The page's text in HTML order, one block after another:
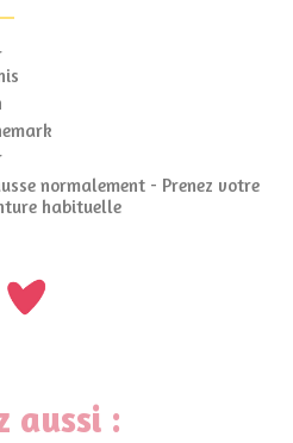
normalement - Prenez votre
habituelle
aussi :